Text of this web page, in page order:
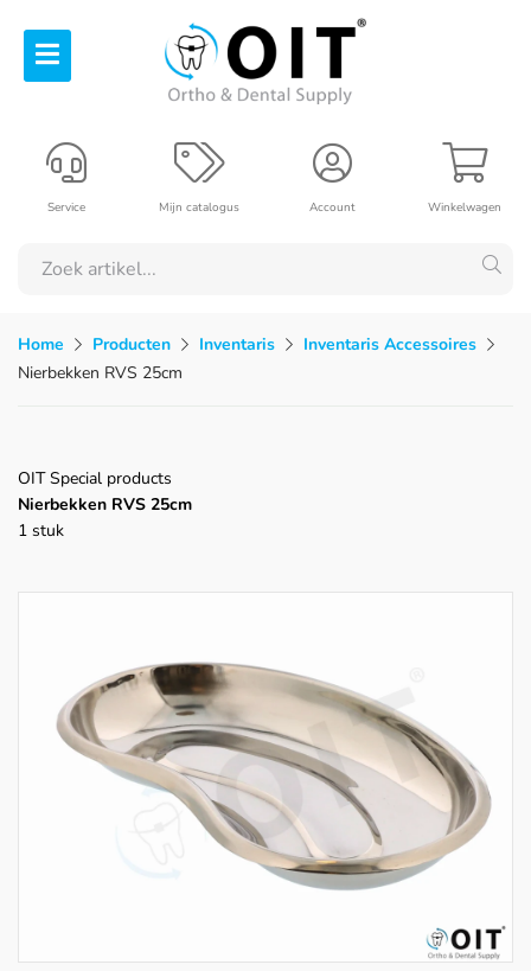
Winkelwagen
Account
Mijn catalogus
Service
Home Producten Inventaris
Inventaris Accessoires
Nierbekken RVS 25cm
OIT Special products
Nierbekken RVS 25cm
1 stuk